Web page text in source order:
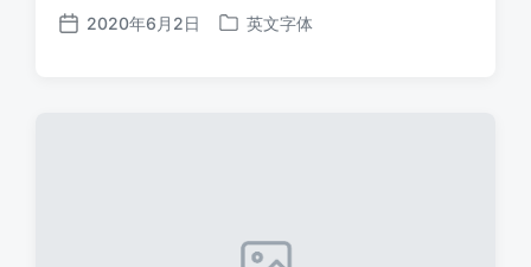
发
2020年6月2日
发
英文字体